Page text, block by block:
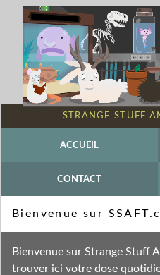
STRANGE STUFF
ACCUEIL
CONTACT
Fil des commentaires
Bienvenue sur
Bienvenue sur Strange Stuff
trouver ici votre dose